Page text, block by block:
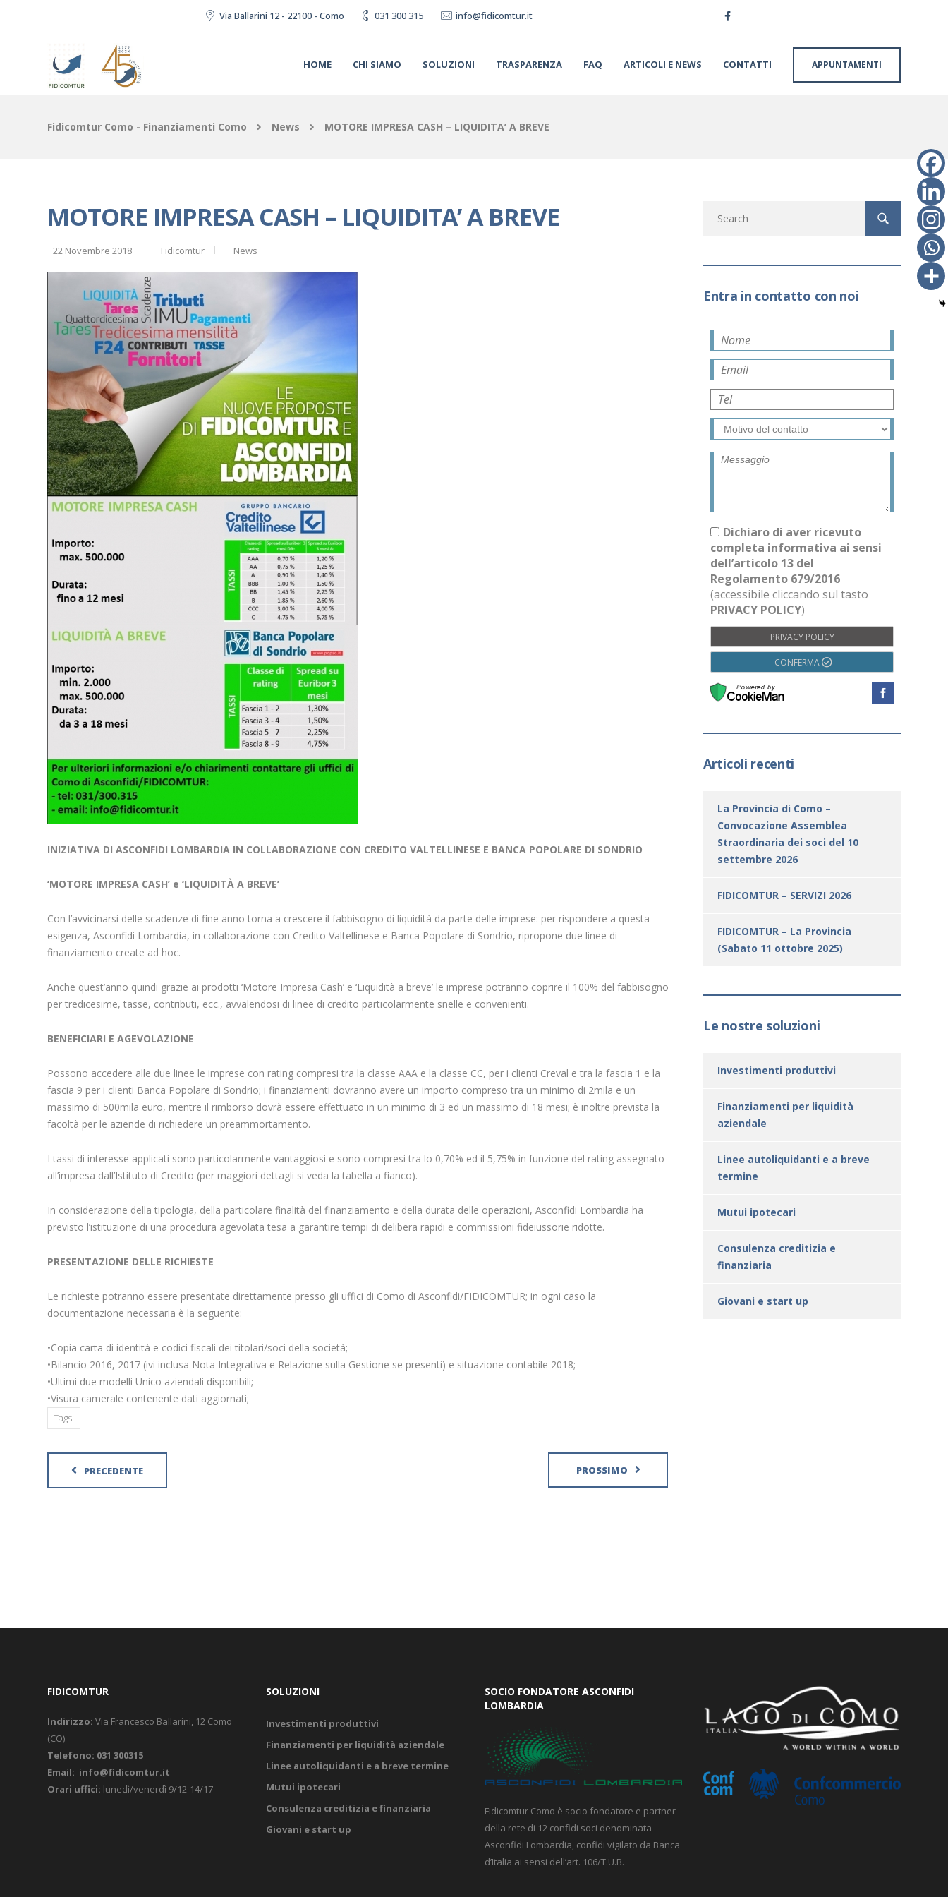
Via Ballarini 12 - 22100 - Como 031 300 315 info@fidicomtur.it
HOME CHI SIAMO SOLUZIONI TRASPARENZA FAQ ARTICOLI E NEWS CONTATTI APPUNTAMENTI
Fidicomtur Como - Finanziamenti Como News MOTORE IMPRESA CASH – LIQUIDITA’ A BREVE
MOTORE IMPRESA CASH – LIQUIDITA’ A BREVE
22 Novembre 2018 Fidicomtur News
INIZIATIVA DI ASCONFIDI LOMBARDIA IN COLLABORAZIONE CON CREDITO VALTELLINESE E BANCA POPOLARE DI SONDRIO
‘MOTORE IMPRESA CASH’ e ‘LIQUIDITÀ A BREVE’
Con l’avvicinarsi delle scadenze di fine anno torna a crescere il fabbisogno di liquidità da parte delle imprese: per rispondere a questa
esigenza, Asconfidi Lombardia, in collaborazione con Credito Valtellinese e Banca Popolare di Sondrio, ripropone due linee di
finanziamento create ad hoc.
Anche quest’anno quindi grazie ai prodotti ‘Motore Impresa Cash’ e ‘Liquidità a breve’ le imprese potranno coprire il 100% del fabbisogno
per tredicesime, tasse, contributi, ecc., avvalendosi di linee di credito particolarmente snelle e convenienti.
BENEFICIARI E AGEVOLAZIONE
Possono accedere alle due linee le imprese con rating compresi tra la classe AAA e la classe CC, per i clienti Creval e tra la fascia 1 e la
fascia 9 per i clienti Banca Popolare di Sondrio; i finanziamenti dovranno avere un importo compreso tra un minimo di 2mila e un
massimo di 500mila euro, mentre il rimborso dovrà essere effettuato in un minimo di 3 ed un massimo di 18 mesi; è inoltre prevista la
facoltà per le aziende di richiedere un preammortamento.
I tassi di interesse applicati sono particolarmente vantaggiosi e sono compresi tra lo 0,70% ed il 5,75% in funzione del rating assegnato
all’impresa dall’Istituto di Credito (per maggiori dettagli si veda la tabella a fianco).
In considerazione della tipologia, della particolare finalità del finanziamento e della durata delle operazioni, Asconfidi Lombardia ha
previsto l’istituzione di una procedura agevolata tesa a garantire tempi di delibera rapidi e commissioni fideiussorie ridotte.
PRESENTAZIONE DELLE RICHIESTE
Le richieste potranno essere presentate direttamente presso gli uffici di Como di Asconfidi/FIDICOMTUR; in ogni caso la
documentazione necessaria è la seguente:
•Copia carta di identità e codici fiscali dei titolari/soci della società;
•Bilancio 2016, 2017 (ivi inclusa Nota Integrativa e Relazione sulla Gestione se presenti) e situazione contabile 2018;
•Ultimi due modelli Unico aziendali disponibili;
•Visura camerale contenente dati aggiornati;
Tags:
PRECEDENTE PROSSIMO
Entra in contatto con noi
Dichiaro di aver ricevuto
completa informativa ai sensi
dell’articolo 13 del
Regolamento 679/2016
(accessibile cliccando sul tasto
PRIVACY POLICY)
PRIVACY POLICY
CONFERMA
Articoli recenti
La Provincia di Como –
Convocazione Assemblea
Straordinaria dei soci del 10
settembre 2026
FIDICOMTUR – SERVIZI 2026
FIDICOMTUR – La Provincia
(Sabato 11 ottobre 2025)
Le nostre soluzioni
Investimenti produttivi
Finanziamenti per liquidità
aziendale
Linee autoliquidanti e a breve
termine
Mutui ipotecari
Consulenza creditizia e
finanziaria
Giovani e start up
FIDICOMTUR
Indirizzo: Via Francesco Ballarini, 12 Como
(CO)
Telefono: 031 300315
Email: info@fidicomtur.it
Orari uffici: lunedì/venerdì 9/12-14/17
SOLUZIONI
Investimenti produttivi
Finanziamenti per liquidità aziendale
Linee autoliquidanti e a breve termine
Mutui ipotecari
Consulenza creditizia e finanziaria
Giovani e start up
SOCIO FONDATORE ASCONFIDI
LOMBARDIA
Fidicomtur Como è socio fondatore e partner
della rete di 12 confidi soci denominata
Asconfidi Lombardia, confidi vigilato da Banca
d’Italia ai sensi dell’art. 106/T.U.B.